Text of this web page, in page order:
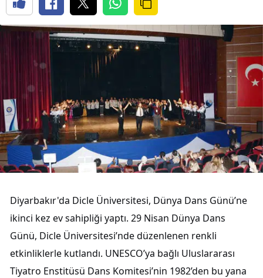
Diyarbakır'da Dicle Üniversitesi, Dünya Dans Günü’ne
ikinci kez ev sahipliği yaptı. 29 Nisan Dünya Dans
Günü, Dicle Üniversitesi’nde düzenlenen renkli
etkinliklerle kutlandı. UNESCO’ya bağlı Uluslararası
Tiyatro Enstitüsü Dans Komitesi’nin 1982’den bu yana